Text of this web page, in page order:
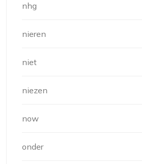
nhg
nieren
niet
niezen
now
onder